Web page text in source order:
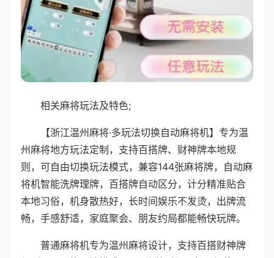
相关麻将玩法及特色;
【浙江温州麻将·多玩法切换自动麻将机】专为温
州麻将地方玩法定制，支持百搭牌、财神牌本地规
则，可自由切换玩法模式，兼容144张麻将牌，自动麻
将机智能洗牌理牌，百搭牌自动区分，计分精准贴合
本地习俗，机身散热好，长时间娱乐不发烫，出牌流
畅，手感舒适，家庭聚会、朋友约局都能畅快玩牌。
普通麻将机专为温州麻将设计，支持百搭财神牌